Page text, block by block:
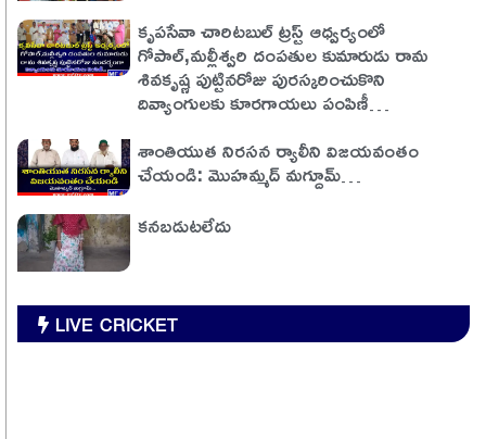
కృపసేవా చారిటబుల్ ట్రస్ట్ ఆధ్వర్యంలో
గోపాల్,మల్లీశ్వరి దంపతుల కుమారుడు రామ
శివకృష్ణ పుట్టినరోజు పురస్కరించుకొని
దివ్యాంగులకు కూరగాయలు పంపిణీ…
శాంతియుత నిరసన ర్యాలీని విజయవంతం
చేయండి: మొహమ్మద్ మగ్దూమ్…
కనబడుటలేదు
LIVE CRICKET